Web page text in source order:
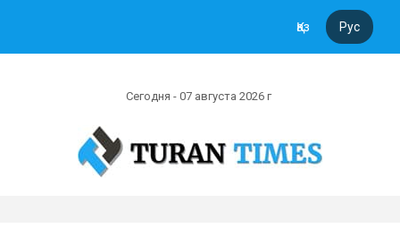
Қаз Рус
Сегодня - 07 августа 2026 г